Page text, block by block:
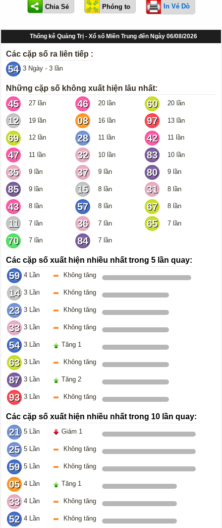
In Vé Dò
Thống kê Quảng Trị - Xổ số Miền Trung đến Ngày 06/08/2026
Các cặp số ra liên tiếp :
54 3 Ngày - 3 lần
Những cặp số không xuất hiện lâu nhất:
45 27 lần 46 20 lần 60 20 lần
12 19 lần 08 16 lần 97 13 lần
69 12 lần 28 11 lần 42 11 lần
47 11 lần 32 10 lần 83 10 lần
35 9 lần 37 9 lần 80 9 lần
85 9 lần 15 8 lần 31 8 lần
43 8 lần 57 8 lần 67 8 lần
11 7 lần 36 7 lần 65 7 lần
70 7 lần 84 7 lần
Các cặp số xuất hiện nhiều nhất trong 5 lần quay:
59 4 Lần Không tăng
14 3 Lần Không tăng
23 3 Lần Không tăng
33 3 Lần Không tăng
54 3 Lần Tăng 1
63 3 Lần Không tăng
87 3 Lần Tăng 2
93 3 Lần Không tăng
Các cặp số xuất hiện nhiều nhất trong 10 lần quay:
21 5 Lần Giảm 1
25 5 Lần Không tăng
59 5 Lần Không tăng
05 4 Lần Tăng 1
33 4 Lần Không tăng
52 4 Lần Không tăng